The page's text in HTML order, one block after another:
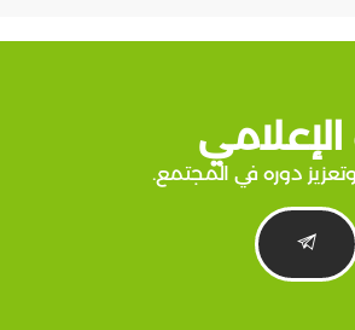
دوره في المجتمع.